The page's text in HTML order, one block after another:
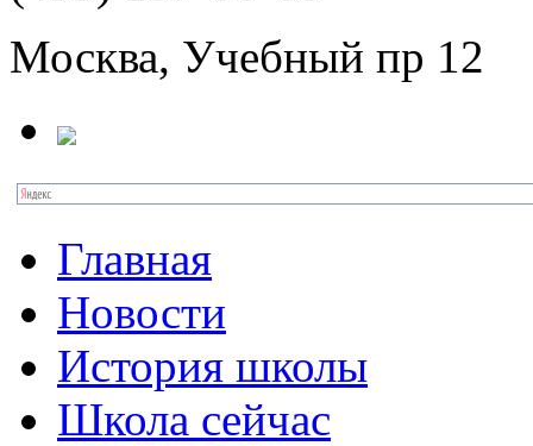
Москва, Учебный пр 12
Главная
Новости
История школы
Школа сейчас